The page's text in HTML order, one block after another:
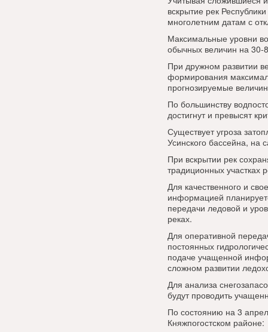
вскрытие рек
многолетним датам с
Максимальные уровни
обычных величин на 30-
При дружном развитии
формирования
прогнозируемые
По большинству
достигнут и превысят
Существует угроза
Усинского бассейна, на
При вскрытии рек
традиционных участках
Для качественного и
информацией
передачи ледовой и
реках.
Для оперативной
постоянных
подаче учащенной
сложном развитии
Для анализа
будут проводить
По состоянию на 3
Княжпогостском районе: